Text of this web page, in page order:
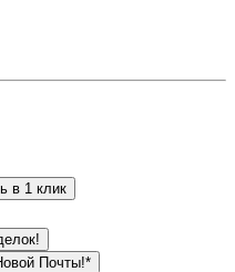
в 1 клик
Почты!*